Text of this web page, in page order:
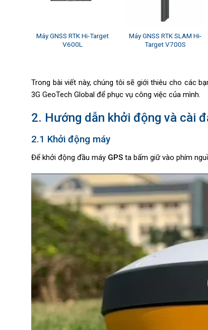
Máy GNSS RTK Hi-Target
V600L
Máy GNSS RTK SLAM Hi-
Target V700S
Trong bài viết này, chúng tôi sẽ giới thiêu cho các
3G GeoTech Global để phục vụ công việc của mình.
2. Hướng dẫn khởi động và cài
2.1 Khởi động máy
Để khởi động đầu máy GPS ta bấm giữ vào phím